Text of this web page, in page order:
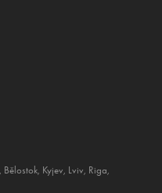
Bělostok, Kyjev Lviv Riga